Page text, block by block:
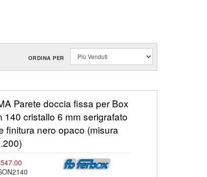
ORDINA PER
Parete doccia fissa per Box
140 cristallo 6 mm serigrafato
finitura nero opaco (misura